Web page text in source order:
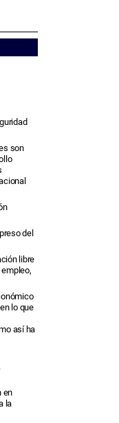
son
del
libre
lo que
así ha
en
la